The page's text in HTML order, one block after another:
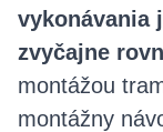
vykonávania
zvyčajne
montážou
montážny